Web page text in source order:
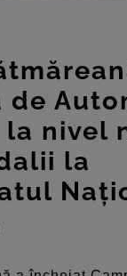
de
nivel
la